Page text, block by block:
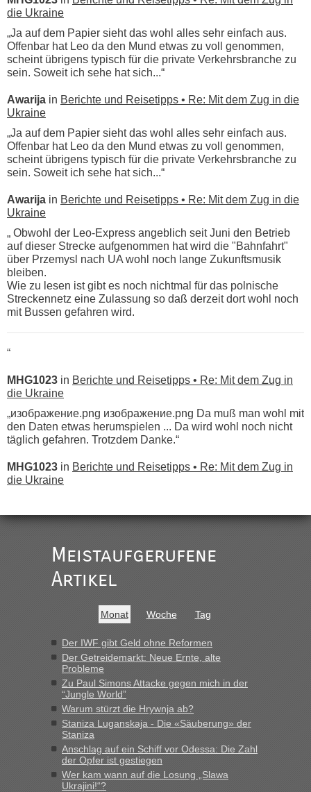
die Ukraine
„Ja auf dem Papier sieht das wohl alles sehr einfach aus.
Offenbar hat Leo da den Mund etwas zu voll genommen,
scheint übrigens typisch für die private Verkehrsbranche zu
sein. Soweit ich sehe hat sich...“
Awarija in Berichte und Reisetipps • Re: Mit dem Zug in die
Ukraine
„Ja auf dem Papier sieht das wohl alles sehr einfach aus.
Offenbar hat Leo da den Mund etwas zu voll genommen,
scheint übrigens typisch für die private Verkehrsbranche zu
sein. Soweit ich sehe hat sich...“
Awarija in Berichte und Reisetipps • Re: Mit dem Zug in die
Ukraine
„ Obwohl der Leo-Express angeblich seit Juni den Betrieb
auf dieser Strecke aufgenommen hat wird die "Bahnfahrt"
über Przemysl nach UA wohl noch lange Zukunftsmusik
bleiben.
Wie zu lesen ist gibt es noch nichtmal für das polnische
Streckennetz eine Zulassung so daß derzeit dort wohl noch
mit Bussen gefahren wird.
“
MHG1023 in Berichte und Reisetipps • Re: Mit dem Zug in
die Ukraine
„изображение.png изображение.png Da muß man wohl mit
den Daten etwas herumspielen ... Da wird wohl noch nicht
täglich gefahren. Trotzdem Danke.“
MHG1023 in Berichte und Reisetipps • Re: Mit dem Zug in
die Ukraine
Ist korrekt, aber ich finde man hätte trotzdem im Text gleich
darauf hinweisen können.
War aber nicht "böse" gemeint ...
buchbar - warum auch immer ...
Hab´s versucht - bekomme aber immer angezeigt "auf dieser
Strecke fahren wir nicht"
MHG1023 inBerichte und Reisetipps • Re: Mit dem Zug in
die Ukraine
„Man sollte aber explizit dazu schreiben, daß es ein Zug von
LeoExpress ist - und nur auf deren Webseite kann man die
Fahrkarten kaufen. Zumindest ist es die erste Umsteigefreie
Verbindung von Deutschland...“
Meistaufgerufene
Artikel
Monat Woche Tag
Der IWF gibt Geld ohne Reformen
Der Getreidemarkt: Neue Ernte, alte
Probleme
Zu Paul Simons Attacke gegen mich in der
“Jungle World”
Warum stürzt die Hrywnja ab?
Staniza Luganskaja - Die «Säuberung» der
Staniza
Anschlag auf ein Schiff vor Odessa: Die Zahl
der Opfer ist gestiegen
Wer kam wann auf die Losung „Slawa
Ukrajini!“?